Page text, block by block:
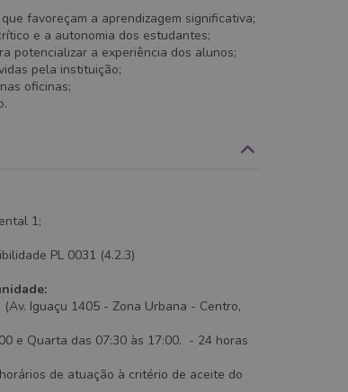
favoreçam a aprendizagem significativa;
e a autonomia dos estudantes;
potencializar a experiência dos alunos;
pela instituição;
oficinas;
1;
PL 0031 (4.2.3)
Iguaçu 1405 - Zona Urbana - Centro,
e Quarta das 07:30 às 17:00. - 24 horas
de atuação à critério de aceite do